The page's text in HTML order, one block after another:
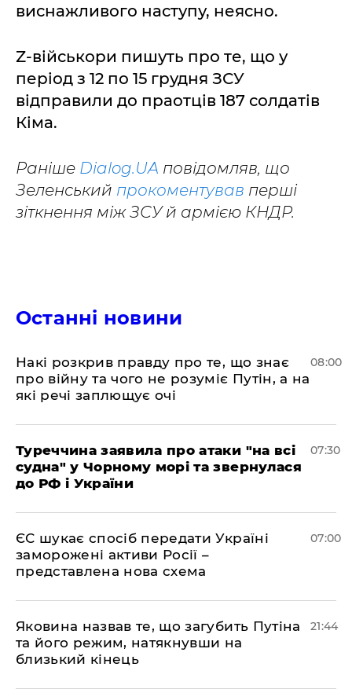
виснажливого наступу, неясно.
Z-військори пишуть про те, що у
період з 12 по 15 грудня ЗСУ
відправили до праотців 187 солдатів
Кіма.
Раніше Dialog.UA повідомляв, що
Зеленський прокоментував перші
зіткнення між ЗСУ й армією КНДР.
Останні новини
Накі розкрив правду про те, що знає
про війну та чого не розуміє Путін, а на
які речі заплющує очі
08:00
Туреччина заявила про атаки "на всі
судна" у Чорному морі та звернулася
до РФ і України
07:30
ЄС шукає спосіб передати Україні
заморожені активи Росії –
представлена ​​нова схема
07:00
Яковина назвав те, що загубить Путіна
та його режим, натякнувши на
близький кінець
21:44